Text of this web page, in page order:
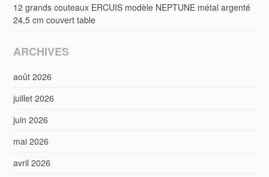
12 grands couteaux ERCUIS modèle NEPTUNE métal argenté
24,5 cm couvert table
ARCHIVES
août 2026
juillet 2026
juin 2026
mai 2026
avril 2026